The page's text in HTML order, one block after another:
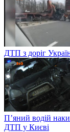
ДТП з доріг
П’яний водій
ДТП у Києві